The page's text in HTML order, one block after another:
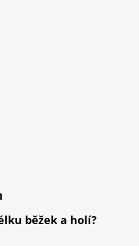
běžek a holí?